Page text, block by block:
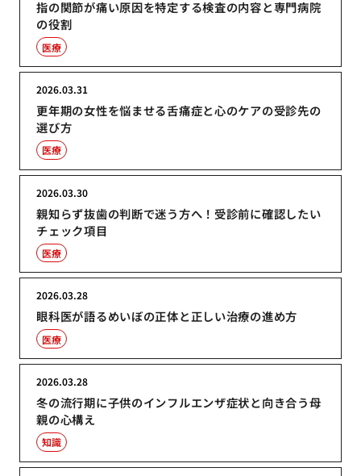
指の関節が痛い原因を特定する検査の内容と専門病院
の役割
医療
更年期の女性を悩ませる舌痛症と心のケアの受診先の
選び方
2026.03.31
医療
親知らず抜歯の判断で迷う方へ！受診前に確認したい
チェック項目
2026.03.30
医療
眼科医が語るめいぼの正体と正しい治療の進め方
2026.03.28
医療
冬の流行期に子供のインフルエンザ症状と向き合う母
親の心構え
2026.03.28
知識